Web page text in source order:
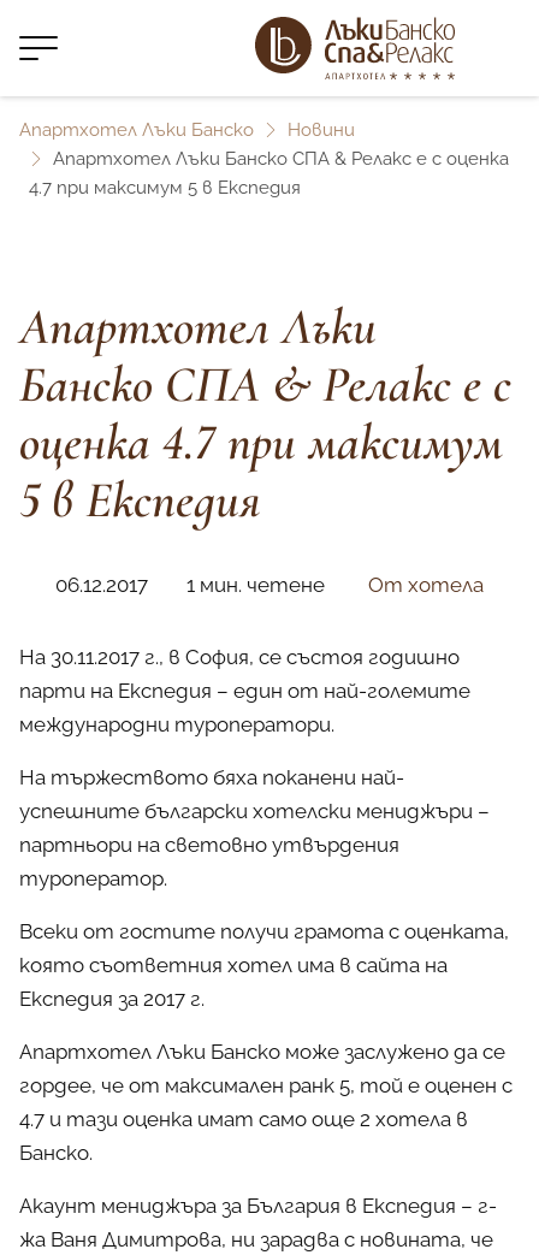
Апартхотел Лъки Банско
Новини
Апартхотел Лъки Банско СПА & Релакс e с оценка
4.7 при максимум 5 в Експедия
Апартхотел Лъки
Банско СПА & Релакс e с
оценка 4.7 при максимум
5 в Експедия
06.12.2017 1 мин. четене От хотела
На 30.11.2017 г., в София, се състоя годишно
парти на Експедия – един от най-големите
международни туроператори.
На тържеството бяха поканени най-
успешните български хотелски мениджъри –
партньори на световно утвърдения
туроператор.
Всеки от гостите получи грамота с оценката,
която съответния хотел има в сайта на
Експедия за 2017 г.
Апартхотел Лъки Банско може заслужено да се
гордее, че от максимален ранк 5, той е оценен с
4.7 и тази оценка имат само още 2 хотела в
Банско.
Акаунт мениджъра за България в Експедия – г-
жа Ваня Димитрова, ни зарадва с новината, че